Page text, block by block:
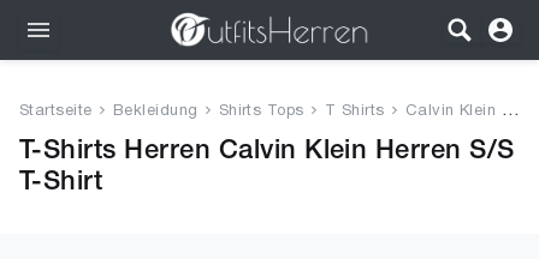
Bekleidung
Startseite Bekleidung Shirts Tops T Shirts Calvin Klein Herren S/S T-Shir...
T-Shirts Herren Calvin Klein Herren S/S
T-Shirt